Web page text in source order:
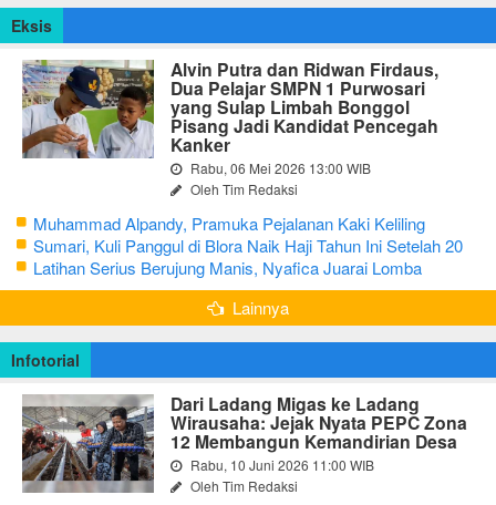
Eksis
Alvin Putra dan Ridwan Firdaus,
Dua Pelajar SMPN 1 Purwosari
yang Sulap Limbah Bonggol
Pisang Jadi Kandidat Pencegah
Kanker
Rabu, 06 Mei 2026 13:00 WIB
Oleh Tim Redaksi
Muhammad Alpandy, Pramuka Pejalanan Kaki Keliling
Nusantara dengan Misi Literasi Budaya
Sumari, Kuli Panggul di Blora Naik Haji Tahun Ini Setelah 20
Tahun Sisihkan Uang Receh
Latihan Serius Berujung Manis, Nyafica Juarai Lomba
Bertutur tentang Nilai Hidup Orang Samin
Lainnya
Infotorial
Dari Ladang Migas ke Ladang
Wirausaha: Jejak Nyata PEPC Zona
12 Membangun Kemandirian Desa
Rabu, 10 Juni 2026 11:00 WIB
Oleh Tim Redaksi